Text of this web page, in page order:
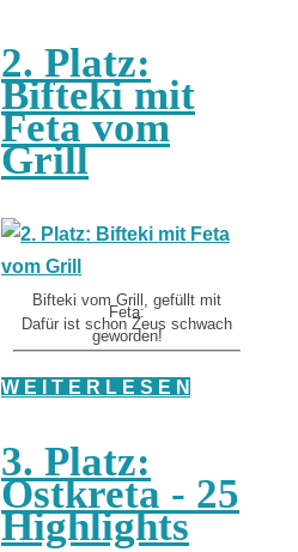
2. Platz:
Bifteki mit
Feta vom
Grill
Bifteki vom Grill, gefüllt mit
Feta:
Dafür ist schon Zeus schwach
geworden!
W E I T E R L E S E N
3. Platz:
Ostkreta - 25
Highlights